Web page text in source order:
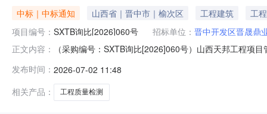
中标｜中标通知 山西省｜晋中市｜榆次区 工程建筑
工程
项目编号： SXTB询比[2026]060号 招标单位： 晋中开发区晋晟鼎
正文内容：
（采购编号：SXTB询比[2026]060号）山西天邦工程项
质量检测：排序成交单位名称成交价格（元）1山西晋弘
晋中开
发布时间： 2026-07-02 11:48
相关产品：
工程质量检测